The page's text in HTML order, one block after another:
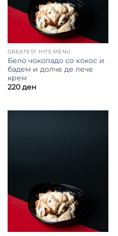
GREATEST HITS MENU
Бело чоколадо со кокос и
бадем и долче де лече
крем
220 ден